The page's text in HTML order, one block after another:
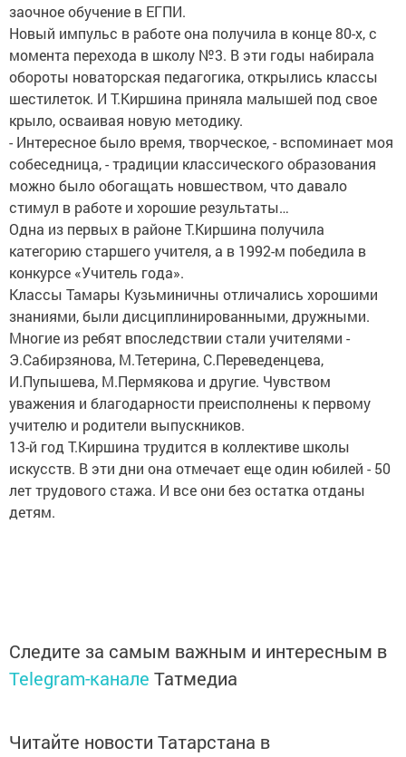
заочное обучение в ЕГПИ.
Новый импульс в работе она получила в конце 80-х, с
момента перехода в школу №3. В эти годы набирала
обороты новаторская педагогика, открылись классы
шестилеток. И Т.Киршина приняла малышей под свое
крыло, осваивая новую методику.
- Интересное было время, творческое, - вспоминает моя
собеседница, - традиции классического образования
можно было обогащать новшеством, что давало
стимул в работе и хорошие результаты…
Одна из первых в районе Т.Киршина получила
категорию старшего учителя, а в 1992-м победила в
конкурсе «Учитель года».
Классы Тамары Кузьминичны отличались хорошими
знаниями, были дисциплинированными, дружными.
Многие из ребят впоследствии стали учителями -
Э.Сабирзянова, М.Тетерина, С.Переведенцева,
И.Пупышева, М.Пермякова и другие. Чувством
уважения и благодарности преисполнены к первому
учителю и родители выпускников.
13-й год Т.Киршина трудится в коллективе школы
искусств. В эти дни она отмечает еще один юбилей - 50
лет трудового стажа. И все они без остатка отданы
детям.
Следите за самым важным и интересным в
Telegram-канале Татмедиа
Читайте новости Татарстана в